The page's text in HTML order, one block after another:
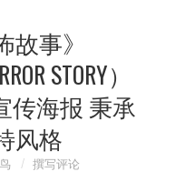
故事》
STORY）
传海报 秉承
风格
撰写评论